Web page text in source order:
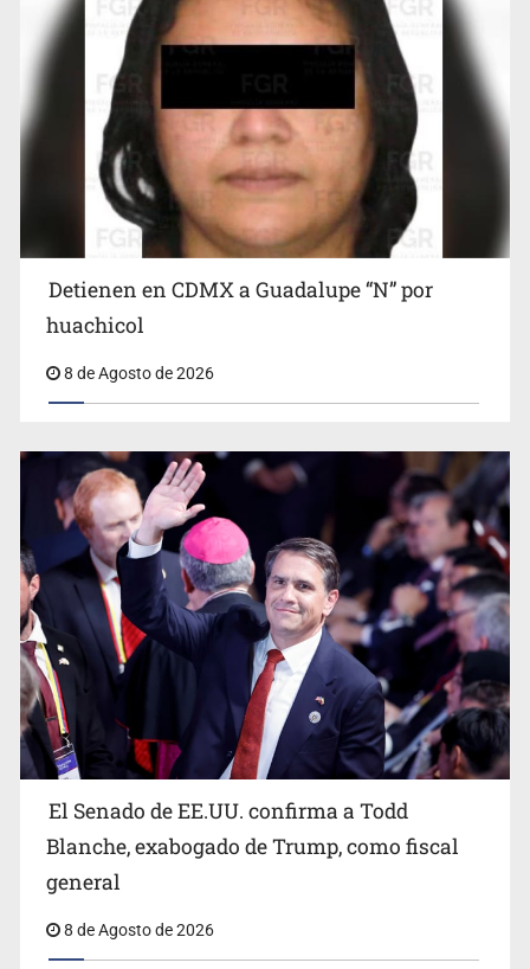
Ciclosporiasis no representa un riesgo epidemiológico
masivo
Detienen en CDMX a Guadalupe “N” por
huachicol
8 de Agosto de 2026
El Senado de EE.UU. confirma a Todd
Blanche, exabogado de Trump, como fiscal
general
8 de Agosto de 2026